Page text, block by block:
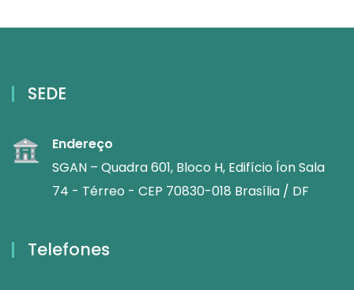
SEDE
Endereço
SGAN – Quadra 601, Bloco H, Edifício Íon Sala
74 - Térreo - CEP 70830-018 Brasília / DF
Telefones